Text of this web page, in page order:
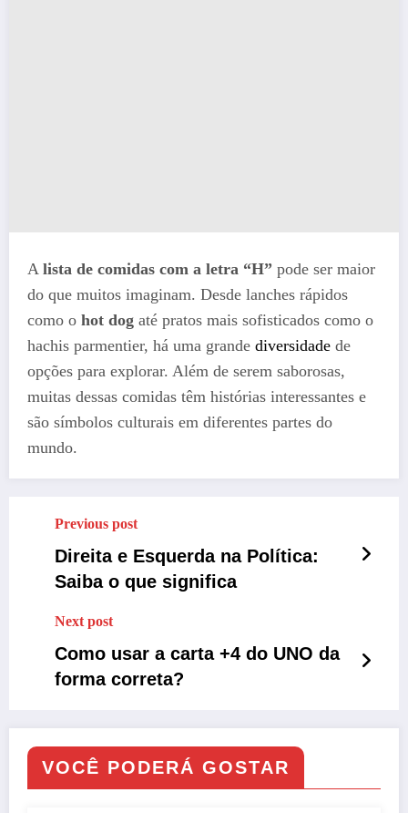
A lista de comidas com a letra “H” pode ser maior
do que muitos imaginam. Desde lanches rápidos
como o hot dog até pratos mais sofisticados como o
hachis parmentier, há uma grande diversidade de
opções para explorar. Além de serem saborosas,
muitas dessas comidas têm histórias interessantes e
são símbolos culturais em diferentes partes do
mundo.
Previous post
Direita e Esquerda na Política:
Saiba o que significa
Next post
Como usar a carta +4 do UNO da
forma correta?
VOCÊ PODERÁ GOSTAR